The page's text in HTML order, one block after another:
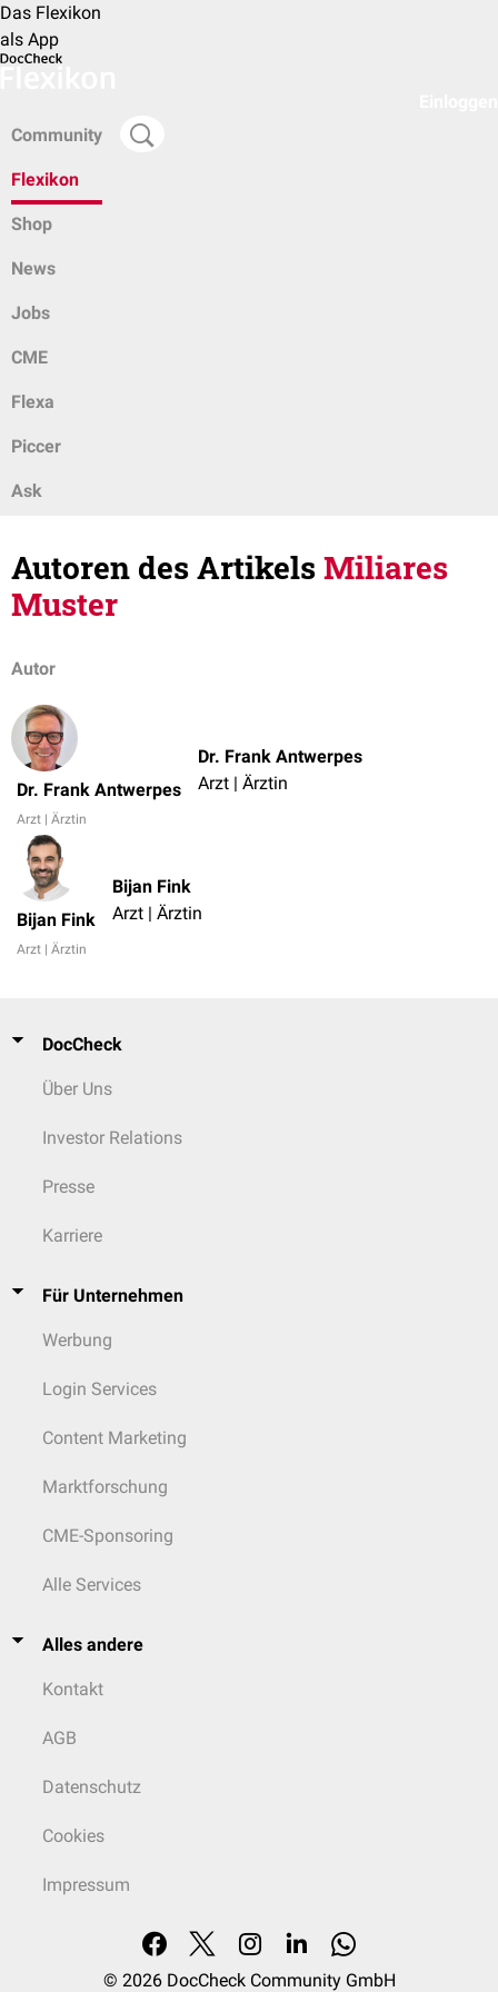
Das Flexikon
als App
Community
Flexikon
Shop
News
Jobs
CME
Flexa
Piccer
Ask
Autoren des ArtikelsMiliares
Muster
Autor
Dr. Frank Antwerpes
Arzt | Ärztin
Dr. Frank Antwerpes
Arzt | Ärztin
Bijan Fink
Arzt | Ärztin
Bijan Fink
Arzt | Ärztin
DocCheck
Über Uns
Investor Relations
Presse
Karriere
Für Unternehmen
Werbung
Login Services
Content Marketing
Marktforschung
CME-Sponsoring
Alle Services
Alles andere
Kontakt
AGB
Datenschutz
Cookies
Impressum
© 2026 DocCheck Community GmbH